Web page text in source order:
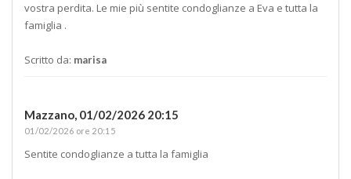
vostra perdita. Le mie più sentite condoglianze a Eva e tutta la
famiglia .
Scritto da: marisa
Mazzano, 01/02/2026 20:15
01/02/2026 ore 20:15
Sentite condoglianze a tutta la famiglia